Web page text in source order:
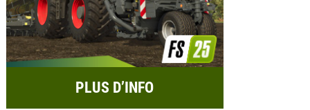
PLUS D’INFO